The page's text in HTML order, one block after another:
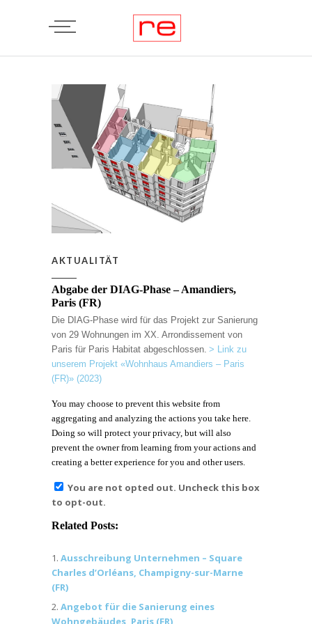
AKTUALITÄT
Abgabe der DIAG-Phase – Amandiers,
Paris (FR)
Die DIAG-Phase wird für das Projekt zur Sanierung
von 29 Wohnungen im XX. Arrondissement von
Paris für Paris Habitat abgeschlossen. > Link zu
unserem Projekt «Wohnhaus Amandiers – Paris
(FR)» (2023)
You may choose to prevent this website from
aggregating and analyzing the actions you take here.
Doing so will protect your privacy, but will also
prevent the owner from learning from your actions and
creating a better experience for you and other users.
You are not opted out. Uncheck this box
to opt-out.
Related Posts:
Ausschreibung Unternehmen – Square
Charles d’Orléans, Champigny-sur-Marne
(FR)
Angebot für die Sanierung eines